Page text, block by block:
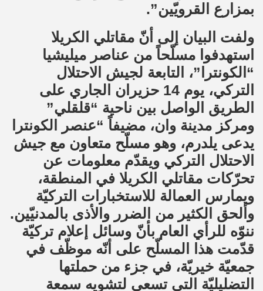
بمزارع القرويّين”.
ولفت البيان إلى أنّ مقاتلي الكريلا
استهدفوا مسلّحاً من عناصر ميليشيا
“الكونترا”، التابعة لجيش الاحتلال
التركي، يوم 14 حزيران الجاري على
الطريق الواصل بين ناحية “قلقلي”
ومركز مدينة وان، مضيفاً “عنصر الكونترا
يدعى يلدرم، وهو مسلّح متعاون مع جيش
الاحتلال التركي ويقدّم معلومات عن
تحرّكات مقاتلي الكريلا في المنطقة،
ويمارس العمالة للاستخبارات التركيّة
وألحق الكثير من الضرر والأذى بالمدنيّين.
ننوّه للرأي العام بأنّ وسائل إعلام تركيّة
قدّمت هذا المسلّح على أنّه موظّف في
جمعيّة خيريّة، في جزء من حملتها
التضليليّة التي تسعى لتشويه سمعة